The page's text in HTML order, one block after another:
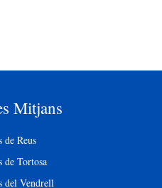
Mitjans
de Reus
de Tortosa
del Vendrell